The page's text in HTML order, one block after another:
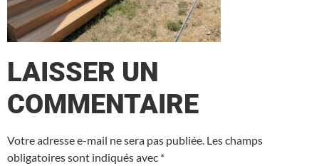
LAISSER UN
COMMENTAIRE
Votre adresse e-mail ne sera pas publiée. Les champs
obligatoires sont indiqués avec *